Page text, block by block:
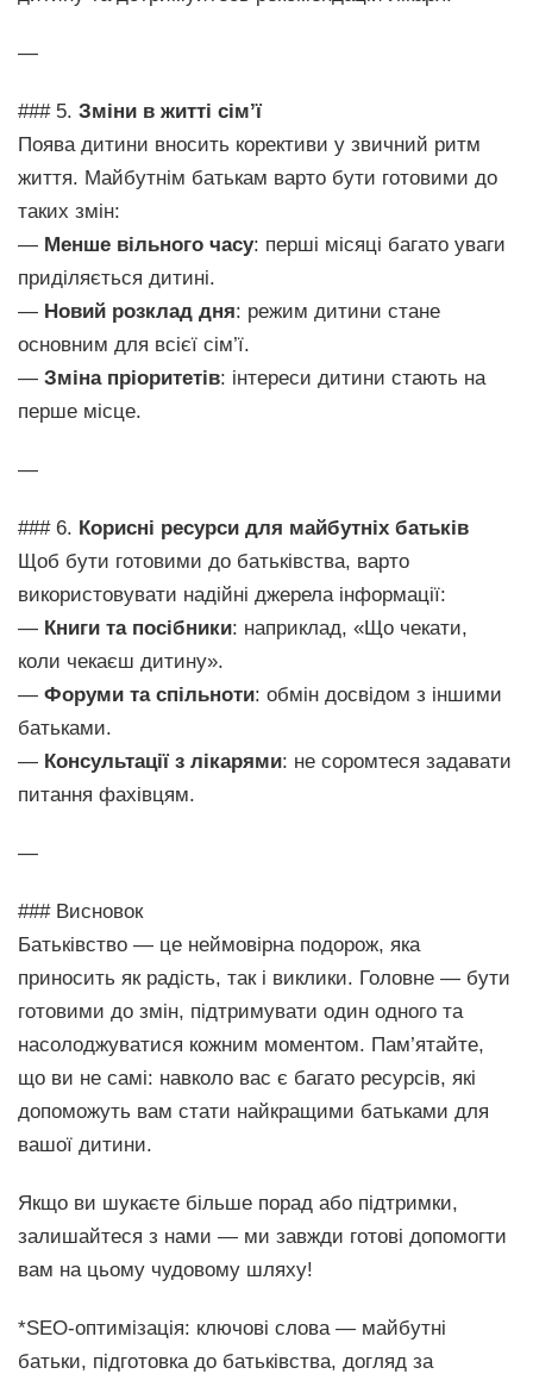
—
### 5. Зміни в житті сім’ї
Поява дитини вносить корективи у звичний ритм
життя. Майбутнім батькам варто бути готовими до
таких змін:
— Менше вільного часу: перші місяці багато уваги
приділяється дитині.
— Новий розклад дня: режим дитини стане
основним для всієї сім’ї.
— Зміна пріоритетів: інтереси дитини стають на
перше місце.
—
### 6. Корисні ресурси для майбутніх батьків
Щоб бути готовими до батьківства, варто
використовувати надійні джерела інформації:
— Книги та посібники: наприклад, «Що чекати,
коли чекаєш дитину».
— Форуми та спільноти: обмін досвідом з іншими
батьками.
— Консультації з лікарями: не соромтеся задавати
питання фахівцям.
—
### Висновок
Батьківство — це неймовірна подорож, яка
приносить як радість, так і виклики. Головне — бути
готовими до змін, підтримувати один одного та
насолоджуватися кожним моментом. Пам’ятайте,
що ви не самі: навколо вас є багато ресурсів, які
допоможуть вам стати найкращими батьками для
вашої дитини.
Якщо ви шукаєте більше порад або підтримки,
залишайтеся з нами — ми завжди готові допомогти
вам на цьому чудовому шляху!
*SEO-оптимізація: ключові слова — майбутні
батьки, підготовка до батьківства, догляд за